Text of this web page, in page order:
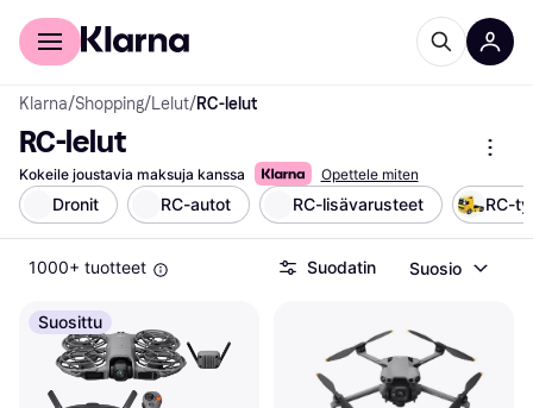
Kuluttajille
Klarna/Shopping/Lelut/RC-lelut
RC-lelut
Kokeile joustavia maksuja kanssa Opettele miten
Dronit RC-autot RC-lisävarusteet RC-
1000+ tuotteet Suodatin Suosio
Suosittu